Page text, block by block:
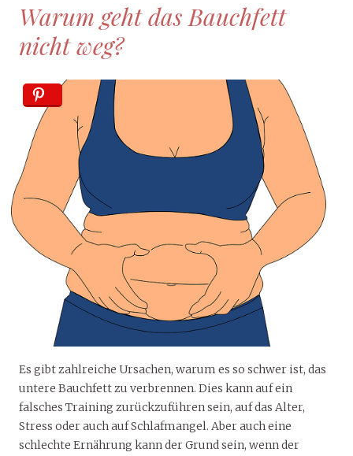
Warum geht das Bauchfett
nicht weg?
Es gibt zahlreiche Ursachen, warum es so schwer ist, das
untere Bauchfett zu verbrennen. Dies kann auf ein
falsches Training zurückzuführen sein, auf das Alter,
Stress oder auch auf Schlafmangel. Aber auch eine
schlechte Ernährung kann der Grund sein, wenn der